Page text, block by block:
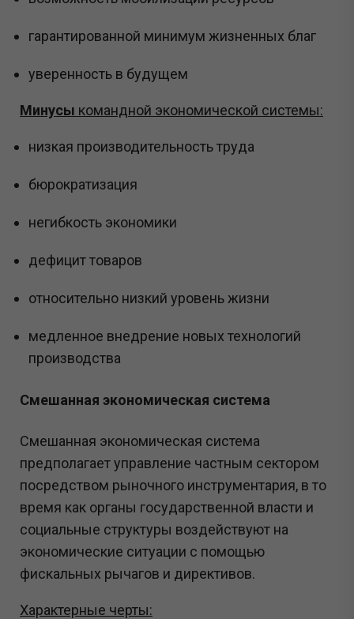
гарантированной минимум жизненных благ
уверенность в будущем
Минусы командной экономической системы:
низкая производительность труда
бюрократизация
негибкость экономики
дефицит товаров
относительно низкий уровень жизни
медленное внедрение новых технологий
производства
Смешанная экономическая система
Смешанная экономическая система
предполагает управление частным сектором
посредством рыночного инструментария, в то
время как органы государственной власти и
социальные структуры воздействуют на
экономические ситуации с помощью
фискальных рычагов и директивов.
Характерные черты: